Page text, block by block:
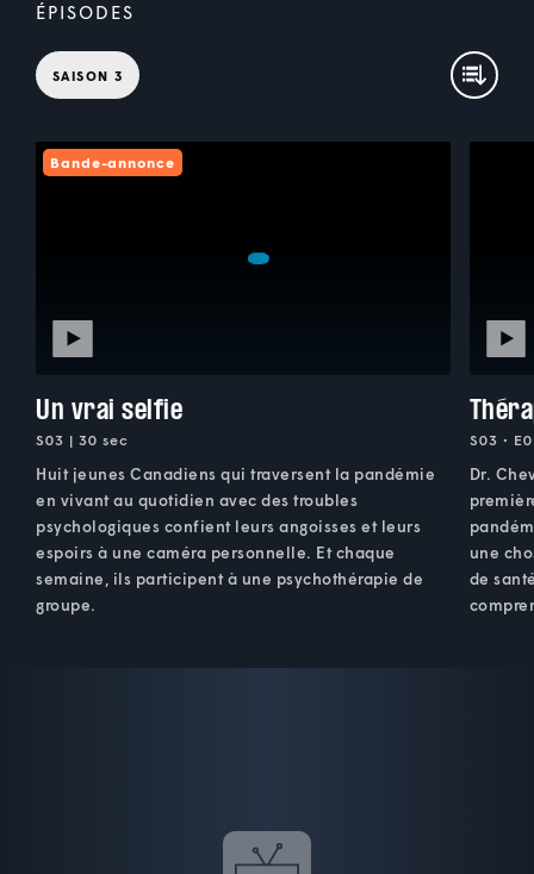
ÉPISODES
SAISON 3
Bande-annonce
Un vrai selfie
S03 | 30 sec
Huit jeunes Canadiens qui traversent la pandémie
en vivant au quotidien avec des troubles
psychologiques confient leurs angoisses et leurs
espoirs à une caméra personnelle. Et chaque
semaine, ils participent à une psychothérapie de
groupe.
S03 •
Dr.
une
de